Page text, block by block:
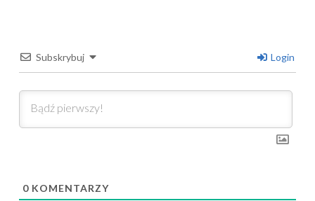
Subskrybuj Login
0 KOMENTARZY